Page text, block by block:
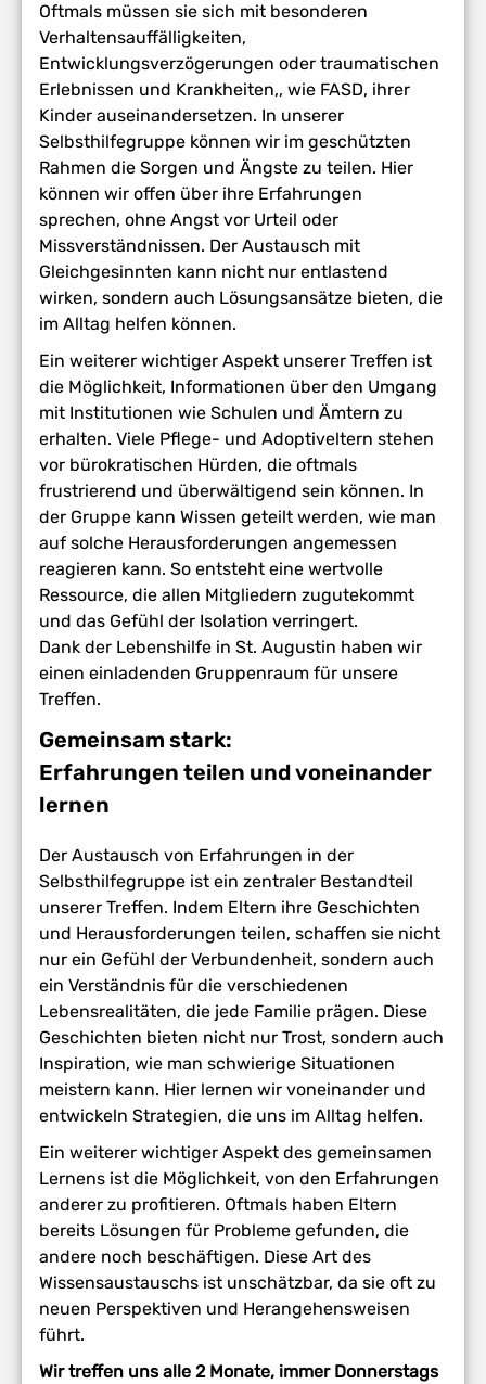
Oftmals müssen sie sich mit besonderen
Verhaltensauffälligkeiten,
Entwicklungsverzögerungen oder traumatischen
Erlebnissen und Krankheiten,, wie FASD, ihrer
Kinder auseinandersetzen. In unserer
Selbsthilfegruppe können wir im geschützten
Rahmen die Sorgen und Ängste zu teilen. Hier
können wir offen über ihre Erfahrungen
sprechen, ohne Angst vor Urteil oder
Missverständnissen. Der Austausch mit
Gleichgesinnten kann nicht nur entlastend
wirken, sondern auch Lösungsansätze bieten, die
im Alltag helfen können.
Ein weiterer wichtiger Aspekt unserer Treffen ist
die Möglichkeit, Informationen über den Umgang
mit Institutionen wie Schulen und Ämtern zu
erhalten. Viele Pflege- und Adoptiveltern stehen
vor bürokratischen Hürden, die oftmals
frustrierend und überwältigend sein können. In
der Gruppe kann Wissen geteilt werden, wie man
auf solche Herausforderungen angemessen
reagieren kann. So entsteht eine wertvolle
Ressource, die allen Mitgliedern zugutekommt
und das Gefühl der Isolation verringert.
Dank der Lebenshilfe in St. Augustin haben wir
einen einladenden Gruppenraum für unsere
Treffen.
Gemeinsam stark:
Erfahrungen teilen und voneinander
lernen
Der Austausch von Erfahrungen in der
Selbsthilfegruppe ist ein zentraler Bestandteil
unserer Treffen. Indem Eltern ihre Geschichten
und Herausforderungen teilen, schaffen sie nicht
nur ein Gefühl der Verbundenheit, sondern auch
ein Verständnis für die verschiedenen
Lebensrealitäten, die jede Familie prägen. Diese
Geschichten bieten nicht nur Trost, sondern auch
Inspiration, wie man schwierige Situationen
meistern kann. Hier lernen wir voneinander und
entwickeln Strategien, die uns im Alltag helfen.
Ein weiterer wichtiger Aspekt des gemeinsamen
Lernens ist die Möglichkeit, von den Erfahrungen
anderer zu profitieren. Oftmals haben Eltern
bereits Lösungen für Probleme gefunden, die
andere noch beschäftigen. Diese Art des
Wissensaustauschs ist unschätzbar, da sie oft zu
neuen Perspektiven und Herangehensweisen
führt.
Wir treffen uns alle 2 Monate, immer Donnerstags